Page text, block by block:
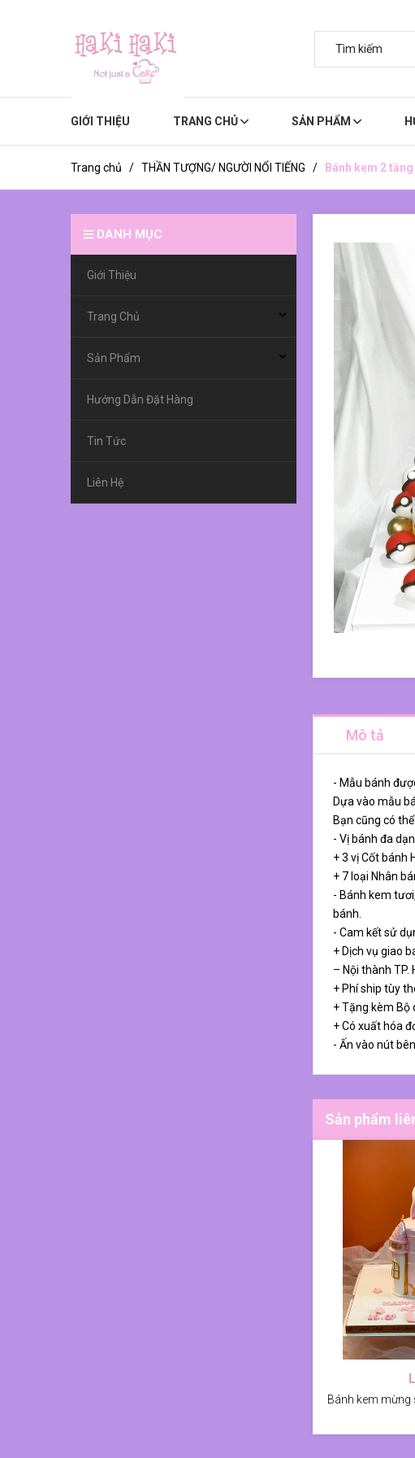
GIỚI THIỆU TRANG CHỦ SẢN PHẨM
Trang chủ / THẦN TƯỢNG/ NGƯỜI NỔI TIẾNG / Bánh kem 2
Mô tả
- Mẫu bánh
Dựa vào mẫu
Bạn cũng có
- Vị bánh đa
+ 3 vị Cốt bánh
+ 7 loại Nhân
- Bánh kem
bánh.
- Cam kết sử
+ Dịch vụ giao
– Nội thành TP.
+ Phí ship tùy
+ Tặng kèm Bộ
+ Có xuất hóa
- Ấn vào nút
Sản phẩm
Bánh kem mừng
DANH MỤC
Giới Thiệu
Trang Chủ
Sản Phẩm
Hướng Dẫn Đặt Hàng
Tin Tức
Liên Hệ